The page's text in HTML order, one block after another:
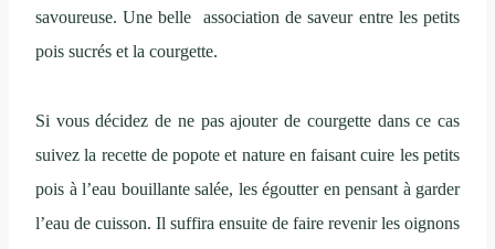
savoureuse. Une belle association de saveur entre les petits
pois sucrés et la courgette.
Si vous décidez de ne pas ajouter de courgette dans ce cas
suivez la recette de popote et nature en faisant cuire les petits
pois à l’eau bouillante salée, les égoutter en pensant à garder
l’eau de cuisson. Il suffira ensuite de faire revenir les oignons